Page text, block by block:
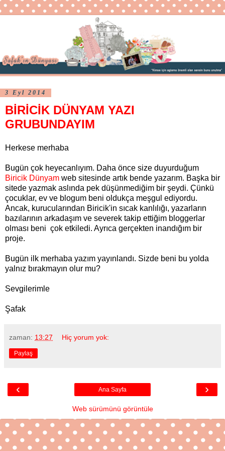
3 Eyl 2014
BİRİCİK DÜNYAM YAZI
GRUBUNDAYIM
Herkese merhaba
Bugün çok heyecanlıyım. Daha önce size duyurduğum
Biricik Dünyam web sitesinde artık bende yazarım. Başka bir
sitede yazmak aslında pek düşünmediğim bir şeydi. Çünkü
çocuklar, ev ve blogum beni oldukça meşgul ediyordu.
Ancak, kurucularından Biricik'in sıcak kanlılığı, yazarların
bazılarının arkadaşım ve severek takip ettiğim bloggerlar
olması beni çok etkiledi. Ayrıca gerçekten inandığım bir
proje.
Bugün ilk merhaba yazım yayınlandı. Sizde beni bu yolda
yalnız bırakmayın olur mu?
Sevgilerimle
Şafak
zaman: 13:27 Hiç yorum yok:
Paylaş
‹ ›
Ana Sayfa
Web sürümünü görüntüle